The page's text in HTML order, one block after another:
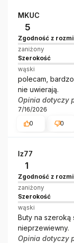
MKUC
5
Zgodność z
zaniżony
Szerokość
wąski
polecam,
nie uwierają.
Opinia dotyczy
7/16/2026
0
0
Iz77
1
Zgodność z
zaniżony
Szerokość
wąski
Buty na szeroką
nieprzewiewny.
Opinia dotyczy